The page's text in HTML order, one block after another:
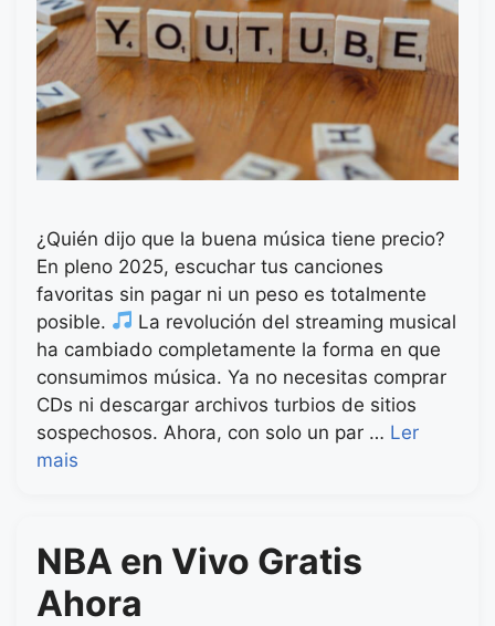
¿Quién dijo que la buena música tiene precio?
En pleno 2025, escuchar tus canciones
favoritas sin pagar ni un peso es totalmente
posible.
La revolución del streaming musical
ha cambiado completamente la forma en que
consumimos música. Ya no necesitas comprar
CDs ni descargar archivos turbios de sitios
sospechosos. Ahora, con solo un par … Ler
mais
NBA en Vivo Gratis
Ahora